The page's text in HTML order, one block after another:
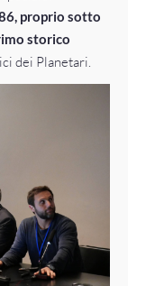
proprio sotto
storico
dei Planetari.